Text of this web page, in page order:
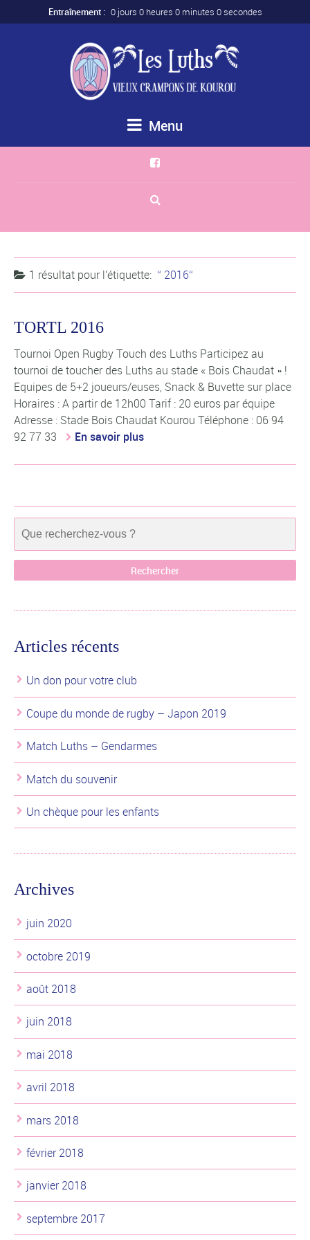
Entraînement : 0 jours 0 heures 0 minutes 0 secondes
Menu
1 résultat pourl'étiquette: 2016
TORTL 2016
Tournoi Open Rugby Touch des Luths Participez au
tournoi de toucher des Luths au stade « Bois Chaudat » !
Equipes de 5+2 joueurs/euses, Snack & Buvette sur place
Horaires : A partir de 12h00 Tarif : 20 euros par équipe
Adresse : Stade Bois Chaudat Kourou Téléphone : 06 94
92 77 33
En savoir plus
Articles récents
Un don pour votre club
Coupe du monde de rugby – Japon 2019
Match Luths – Gendarmes
Match du souvenir
Un chèque pour les enfants
Archives
juin 2020
octobre 2019
août 2018
juin 2018
mai 2018
avril 2018
mars 2018
février 2018
janvier 2018
septembre 2017